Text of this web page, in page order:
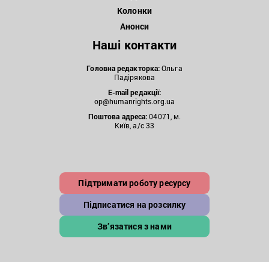
Колонки
Анонси
Наші контакти
Головна редакторка:Ольга
Падірякова
E-mail редакції:
op@humanrights.org.ua
Поштова адреса:04071, м.
Київ, а/с 33
Підтримати роботу ресурсу
Підписатися на розсилку
Зв’язатися з нами